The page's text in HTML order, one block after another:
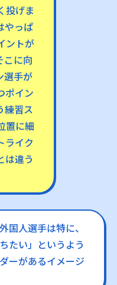
投げま
やっぱ
ントが
こに向
選手が
ポイン
練習ス
置に細
ライク
は違う
国人選手は特に、
たい」というよう
ーがあるイメージ